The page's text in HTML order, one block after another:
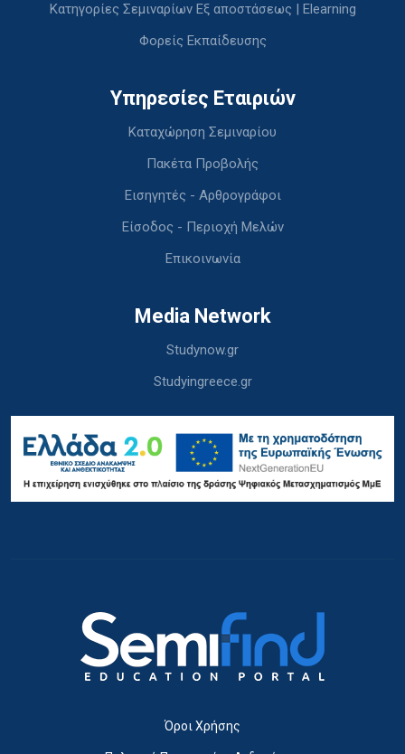
Κατηγορίες Σεμιναρίων Εξ αποστάσεως | Elearning
Φορείς Εκπαίδευσης
Υπηρεσίες Εταιριών
Καταχώρηση Σεμιναρίου
Πακέτα Προβολής
Εισηγητές - Αρθρογράφοι
Είσοδος - Περιοχή Μελών
Επικοινωνία
Media Network
Studynow.gr
Studyingreece.gr
Όροι Χρήσης